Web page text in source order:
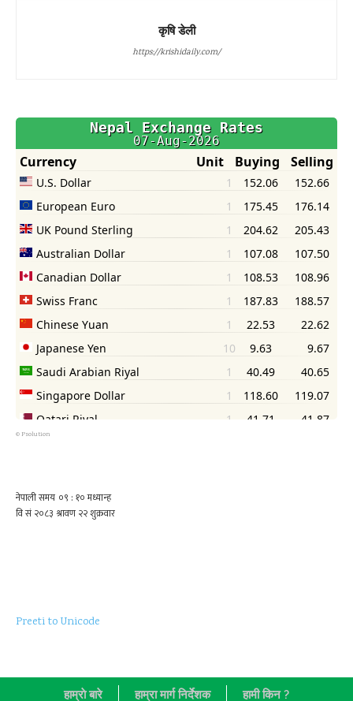
कृषि डेली
https://krishidaily.com/
© Psolution
Preeti to Unicode
हाम्राे बारे हाम्रा मार्ग निर्देशक हामी किन ?